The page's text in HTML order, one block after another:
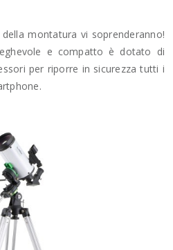
montatura vi soprenderanno!
e compatto è dotato di
per riporre in sicurezza tutti i